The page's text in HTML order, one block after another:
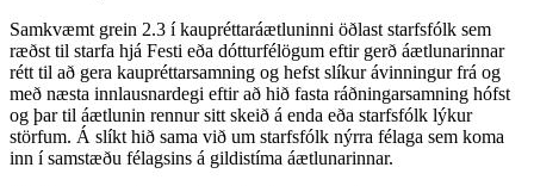
Samkvæmt grein 2.3 í kaupréttaráætluninni öðlast starfsfólk sem
ræðst til starfa hjá Festi eða dótturfélögum eftir gerð áætlunarinnar
rétt til að gera kaupréttarsamning og hefst slíkur ávinningur frá og
með næsta innlausnardegi eftir að hið fasta ráðningarsamning hófst
og þar til áætlunin rennur sitt skeið á enda eða starfsfólk lýkur
störfum. Á slíkt hið sama við um starfsfólk nýrra félaga sem koma
inn í samstæðu félagsins á gildistíma áætlunarinnar.